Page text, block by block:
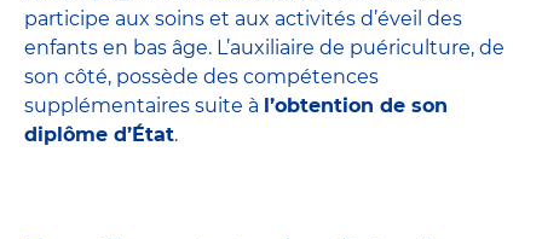
participe aux soins et aux activités d’éveil des
enfants en bas âge. L’auxiliaire de puériculture, de
son côté, possède des compétences
supplémentaires suite à l’obtention de son
diplôme d’État.